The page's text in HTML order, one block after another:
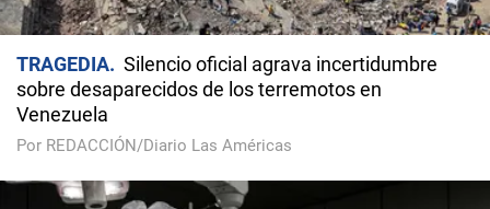
TRAGEDIA
Silencio oficial agrava incertidumbre
sobre desaparecidos de los terremotos en
Venezuela
Por REDACCIÓN/Diario Las Américas